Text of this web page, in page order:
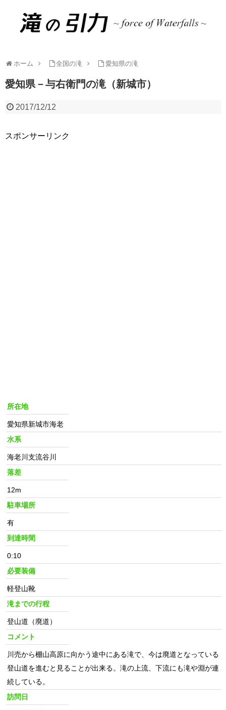
ホーム 全国の滝 愛知県の滝
愛知県－与右衛門の滝（新城市）
2017/12/12
スポンサーリンク
所在地
愛知県新城市海老
水系
海老川支流谷川
落差
12m
駐車場所
有
到達時間
0:10
必要装備
軽登山靴
滝までの行程
登山道（廃道）
コメント
川売から棚山高原に向かう途中にある滝で、今は廃道となっている
登山道を進むと見ることが出来る。滝の上流、下流にも滝や淵が連
続している。
訪問日